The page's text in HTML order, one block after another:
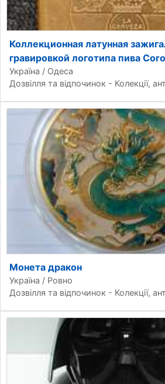
Коллекционная латунная
гравировкой логотипа пива
Україна / Одеса
Дозвілля та відпочинок - Колекції,
Монета дракон
Україна / Ровно
Дозвілля та відпочинок - Колекції,